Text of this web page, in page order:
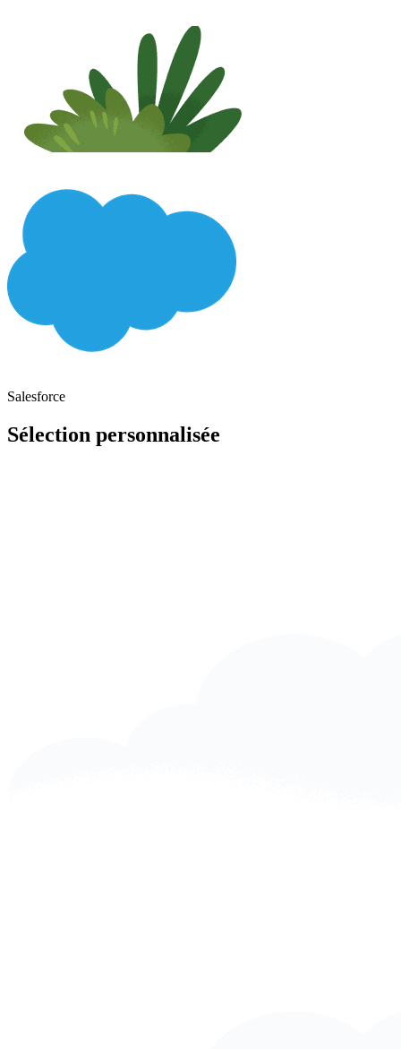
Salesforce
Sélection personnalisée